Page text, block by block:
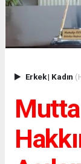
Erkek| Kadın